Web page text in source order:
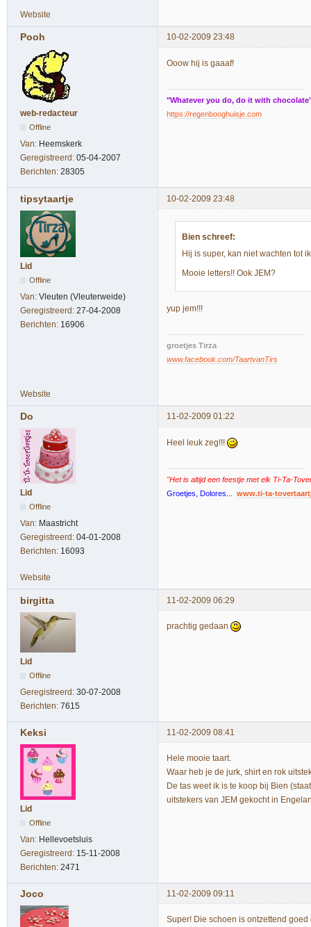
Website
Pooh 10-02-2009 23:48
web-redacteur
Offline
Van: Heemskerk
Geregistreerd: 05-04-2007
Berichten: 28305
Ooow hij is gaaaf!
"Whatever you do, do it with
https://regenbooghuisje.com
tipsytaartje 10-02-2009 23:48
Lid
Offline
Van: Vleuten (Vleuterweide)
Geregistreerd: 27-04-2008
Berichten: 16906
Bien schreef:
Hij is super, kan niet wachten tot
Mooie letters!! Ook JEM?
yup jem!!!
groetjes Tirza
www.facebook.com/TaartvanTirs
Website
Do 11-02-2009 01:22
Lid
Offline
Van: Maastricht
Geregistreerd: 04-01-2008
Berichten: 16093
Heel leuk zeg!!!
"Het is altijd een feestje met elk Ti-Ta-
Groetjes, Dolores...
www.ti-ta-
Website
birgitta 11-02-2009 06:29
Lid
Offline
Geregistreerd: 30-07-2008
Berichten: 7615
prachtig gedaan
Keksi 11-02-2009 08:41
Lid
Offline
Van: Hellevoetsluis
Geregistreerd: 15-11-2008
Berichten: 2471
Hele mooie taart.
Waar heb je de jurk, shirt en rok
De tas weet ik is te koop bij Bien
uitstekers van JEM gekocht in
Joco 11-02-2009 09:11
Super! Die schoen is ontzettend goed